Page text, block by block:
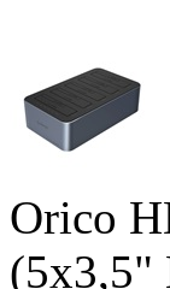
Orico
(5x3,5"